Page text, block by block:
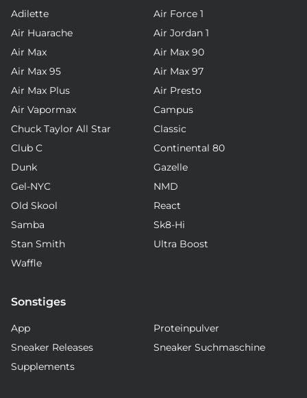
Adilette
Air Force 1
Air Huarache
Air Jordan 1
Air Max
Air Max 90
Air Max 95
Air Max 97
Air Max Plus
Air Presto
Air Vapormax
Campus
Chuck Taylor All Star
Classic
Club C
Continental 80
Dunk
Gazelle
Gel-NYC
NMD
Old Skool
React
Samba
Sk8-Hi
Stan Smith
Ultra Boost
Waffle
Sonstiges
App
Proteinpulver
Sneaker Releases
Sneaker Suchmaschine
Supplements